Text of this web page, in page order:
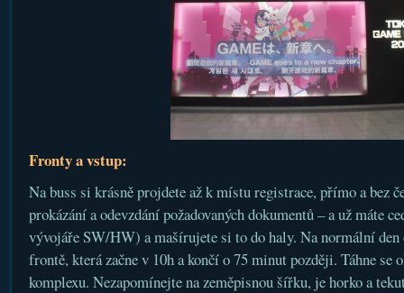
Fronty a vstup:
Na buss si krásně projdete až k místu registrace, přímo a bez
prokázání a odevzdání požadovaných dokumentů – a už máte
vývojáře SW/HW) a mašírujete si to do haly. Na normální den
frontě, která začne v 10h a končí o 75 minut později. Táhne se
komplexu. Nezapomínejte na zeměpisnou šířku, je horko a